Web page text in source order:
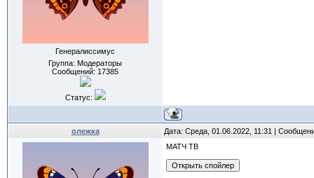
Генералиссимус
Группа: Модераторы
Сообщений: 17385
Статус:
олежка Дата: Среда, 01.06.2022, 11:31 |
МАТЧ ТВ